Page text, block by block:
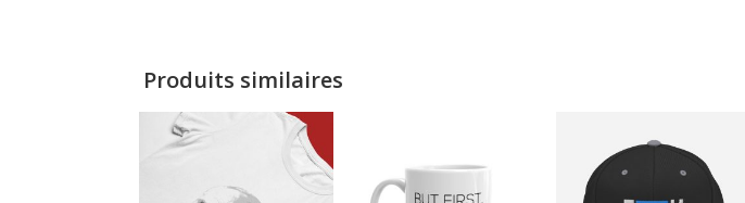
Produits similaires